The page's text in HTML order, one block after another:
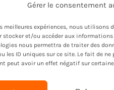
Gérer le consentement
meilleures expériences, nous utilisons
stocker et/ou accéder aux
nous permettra de traiter des
les ID uniques sur ce site. Le fait de
peut avoir un effet négatif sur